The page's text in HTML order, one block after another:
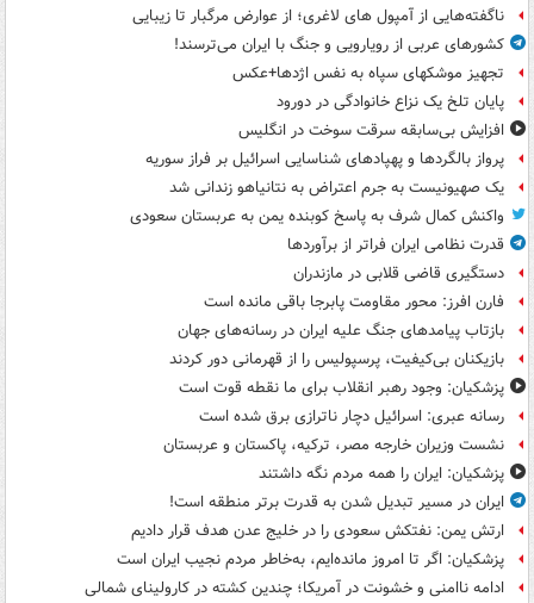
ناگفته‌هایی از آمپول های لاغری؛ از عوارض مرگبار تا زیبایی
کشورهای عربی از رویارویی و جنگ با ایران می‌ترسند!
تجهیز موشکهای سپاه به نفس اژدها+عکس
پایان تلخ یک نزاع خانوادگی در دورود
افزایش بی‌سابقه سرقت سوخت در انگلیس
پرواز بالگردها و پهپادهای شناسایی اسرائیل بر فراز سوریه
یک صهیونیست به جرم اعتراض به نتانیاهو زندانی شد
واکنش کمال شرف به پاسخ کوبنده یمن به عربستان سعودی
قدرت نظامی ایران فراتر از برآوردها
دستگیری قاضی قلابی در مازندران
فارن افرز: محور مقاومت پابرجا باقی مانده است
بازتاب پیامدهای جنگ علیه ایران در رسانه‌های جهان
بازیکنان بی‌کیفیت، پرسپولیس را از قهرمانی دور کردند
پزشکیان: وجود رهبر انقلاب برای ما نقطه قوت است
رسانه عبری: اسرائیل دچار ناترازی برق شده است
نشست وزیران خارجه مصر، ترکیه، پاکستان و عربستان
پزشکیان: ایران را همه مردم نگه داشتند
ایران در مسیر تبدیل شدن به قدرت برتر منطقه است!
ارتش یمن: نفتکش سعودی را در خلیج عدن هدف قرار دادیم
پزشکیان: اگر تا امروز مانده‌ایم، به‌خاطر مردم نجیب ایران است
ادامه ناامنی و خشونت در آمریکا؛ چندین کشته در کارولینای شمالی